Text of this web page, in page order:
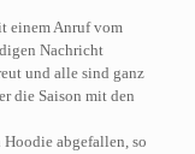
einem Anruf vom
Nachricht
und alle sind ganz
die Saison mit den
abgefallen, so